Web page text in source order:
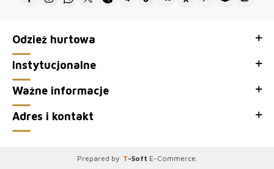
Odzież hurtowa
Instytucjonalne
Ważne informacje
Adres i kontakt
Prepared by T-Soft E-Commerce.